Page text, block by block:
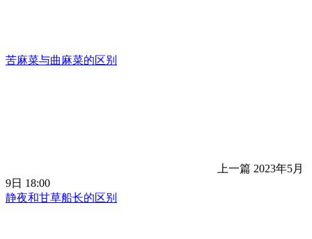
苦麻菜与曲麻菜的区别
上一篇 2023年5月
9日 18:00
静夜和甘草船长的区别